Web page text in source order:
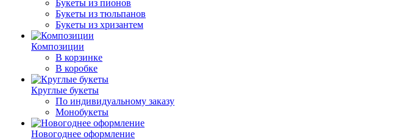
Букеты из пионов
Букеты из тюльпанов
Букеты из хризантем
Композиции
В корзинке
В коробке
Круглые букеты
По индивидуальному заказу
Монобукеты
Новогоднее оформление